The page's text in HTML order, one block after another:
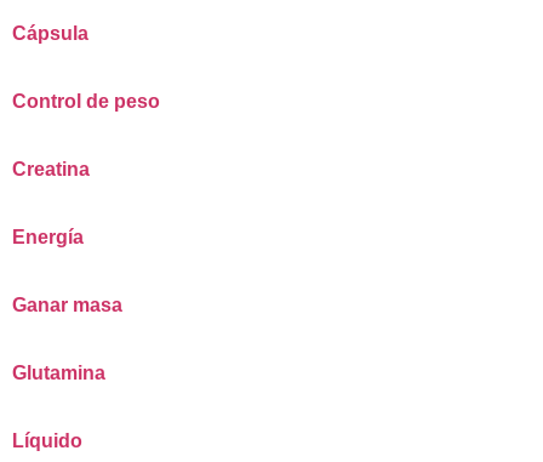
Cápsula
Control de peso
Creatina
Energía
Ganar masa
Glutamina
Líquido